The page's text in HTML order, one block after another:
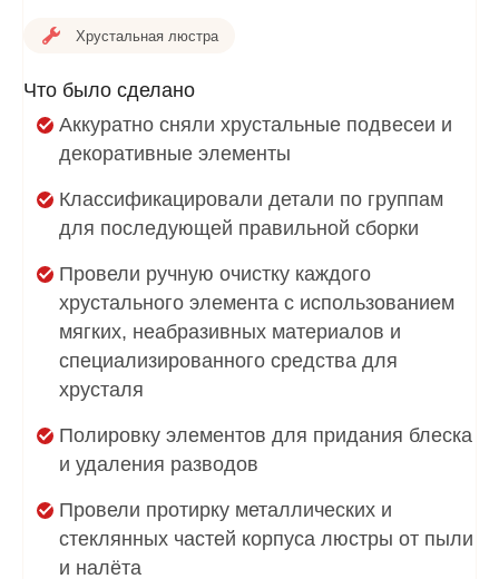
Хрустальная люстра
Что было сделано
Аккуратно сняли хрустальные подвесеи и
декоративные элементы
Классификацировали детали по группам
для последующей правильной сборки
Провели ручную очистку каждого
хрустального элемента с использованием
мягких, неабразивных материалов и
специализированного средства для
хрусталя
Полировку элементов для придания блеска
и удаления разводов
Провели протирку металлических и
стеклянных частей корпуса люстры от пыли
и налёта